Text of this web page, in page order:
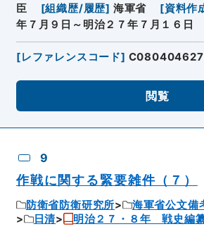
臣
[組織歴/履歴] 海軍省 [資料作
年７月９日～明治２７年７月１６日
[レファレンスコード]
閲覧
9
作戦に関する緊要雑件（７）
防衛省防衛研究所 海軍省公文備
日清
明治２７・８年 戦史編